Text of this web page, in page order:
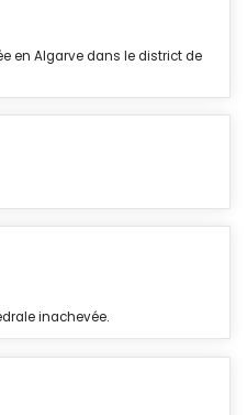
en Algarve dans le district de
inachevée.